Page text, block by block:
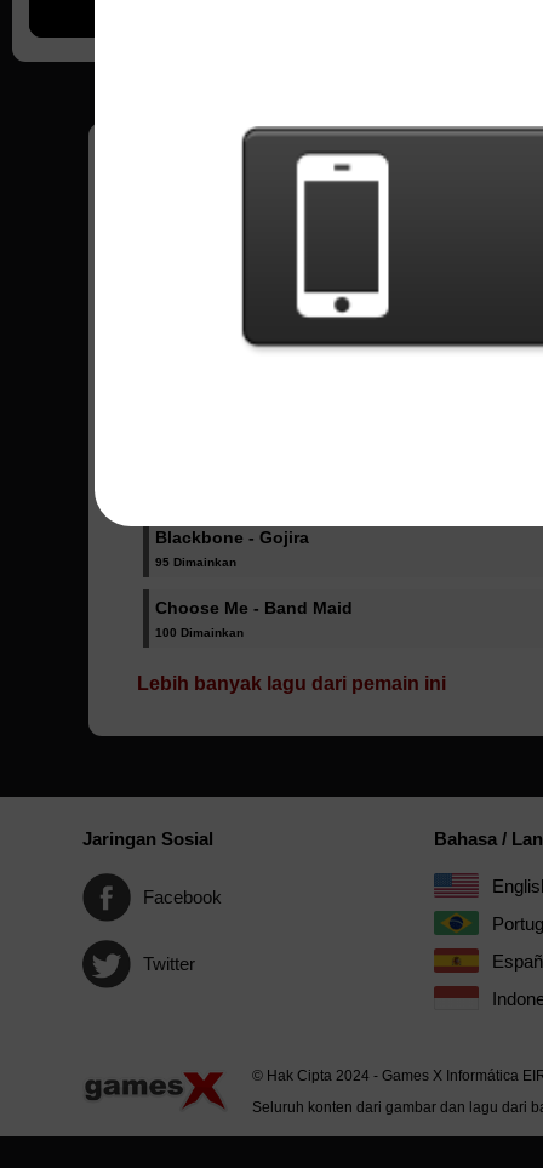
Fellipe
Blackbone - Gojira
95 Dimainkan
Choose Me - Band Maid
100 Dimainkan
Lebih banyak lagu dari pemain ini
Jaringan Sosial
Facebook
Twitter
Bahasa /
© Hak Cipta 2024 - Games X Informática
Seluruh konten dari gambar dan lagu dari